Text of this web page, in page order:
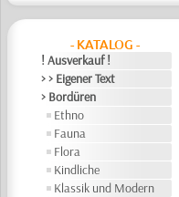
- KATALOG -
! Ausverkauf !
> > Eigener Text
> Bordüren
Ethno
Fauna
Flora
Kindliche
Klassik und Modern